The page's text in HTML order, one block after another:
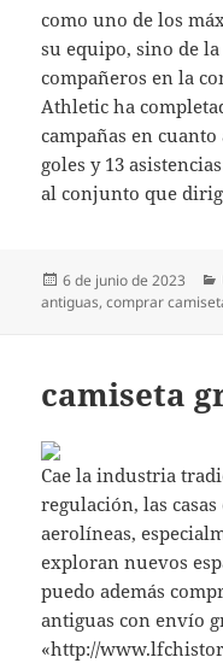
como uno de los
su equipo, sino de
compañeros en la
Athletic ha
campañas en
goles y 13
al conjunto que
Publicado
el
6 de junio de 2023
antiguas,comprar
camiseta
Cae la industria
regulación, las
aerolíneas,
exploran nuevos
puedo además
antiguas con envío
«http://